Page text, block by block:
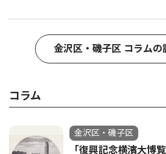
金沢区・磯子区 コラムの
コラム
金沢区・磯子区
「復興記念横濱大博